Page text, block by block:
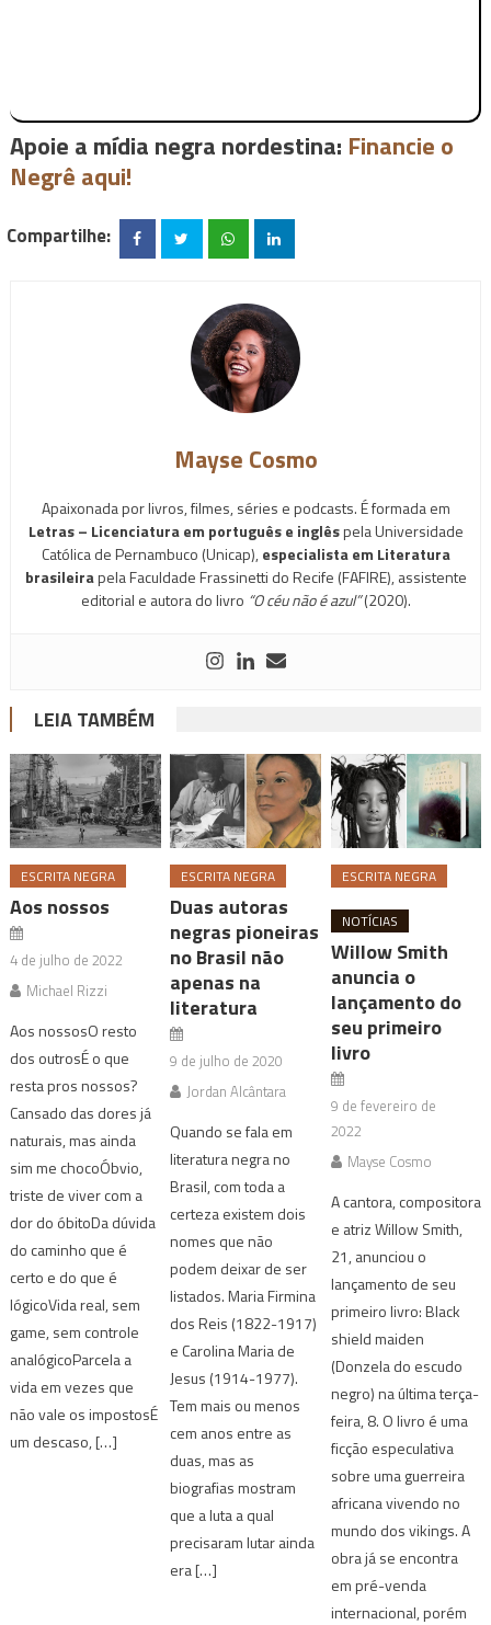
Apoie a mídia negra nordestina: Financie o
Negrê aqui!
Compartilhe:
Mayse Cosmo
Apaixonada por livros, filmes, séries e podcasts. É formada em
Letras – Licenciatura em português e inglêspela Universidade
Católica de Pernambuco (Unicap),especialista em Literatura
brasileirapela Faculdade Frassinetti do Recife (FAFIRE), assistente
editorial e autora do livro “O céu não é azul”(2020).
LEIA TAMBÉM
ESCRITA NEGRA
Aos nossos
4 de julho de 2022
Michael Rizzi
Aos nossosO resto
dos outrosÉ o que
resta pros nossos?
Cansado das dores já
naturais, mas ainda
sim me chocoÓbvio,
triste de viver com a
dor do óbitoDa dúvida
do caminho que é
certo e do que é
lógicoVida real, sem
game, sem controle
analógicoParcela a
vida em vezes que
não vale os impostosÉ
um descaso, […]
ESCRITA NEGRA
Duas autoras
negras pioneiras
no Brasil não
apenas na
literatura
9 de julho de 2020
Jordan Alcântara
Quando se fala em
literatura negra no
Brasil, com toda a
certeza existem dois
nomes que não
podem deixar de ser
listados. Maria Firmina
dos Reis (1822-1917)
e Carolina Maria de
Jesus (1914-1977).
Tem mais ou menos
cem anos entre as
duas, mas as
biografias mostram
que a luta a qual
precisaram lutar ainda
era […]
ESCRITA NEGRA
NOTÍCIAS
Willow Smith
anuncia o
lançamento do
seu primeiro
livro
9 de fevereiro de
2022
Mayse Cosmo
A cantora, compositora
e atriz Willow Smith,
21, anunciou o
lançamento de seu
primeiro livro: Black
shield maiden
(Donzela do escudo
negro) na última terça-
feira, 8. O livro é uma
ficção especulativa
sobre uma guerreira
africana vivendo no
mundo dos vikings. A
obra já se encontra
em pré-venda
internacional, porém